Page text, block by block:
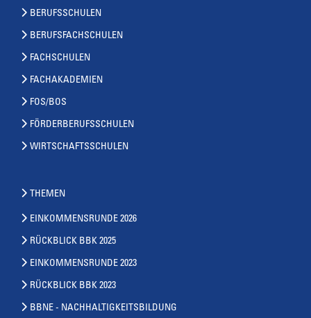
BERUFSSCHULEN
BERUFSFACHSCHULEN
FACHSCHULEN
FACHAKADEMIEN
FOS/BOS
FÖRDERBERUFSSCHULEN
WIRTSCHAFTSSCHULEN
THEMEN
EINKOMMENSRUNDE 2026
RÜCKBLICK BBK 2025
EINKOMMENSRUNDE 2023
RÜCKBLICK BBK 2023
BBNE - NACHHALTIGKEITSBILDUNG